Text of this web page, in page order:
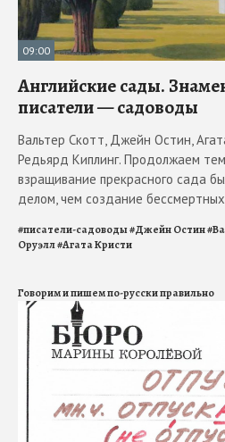
09:00
Английские сады.
писатели — садоводы
Вальтер Скотт, Джейн Остин,
Редьярд Киплинг. Продолжаем
взращивание прекрасного сада
делом, чем создание
#писатели-садоводы#Джейн Остин#
Оруэлл#Агата Кристи
Говорим и пишем по-русски правильно